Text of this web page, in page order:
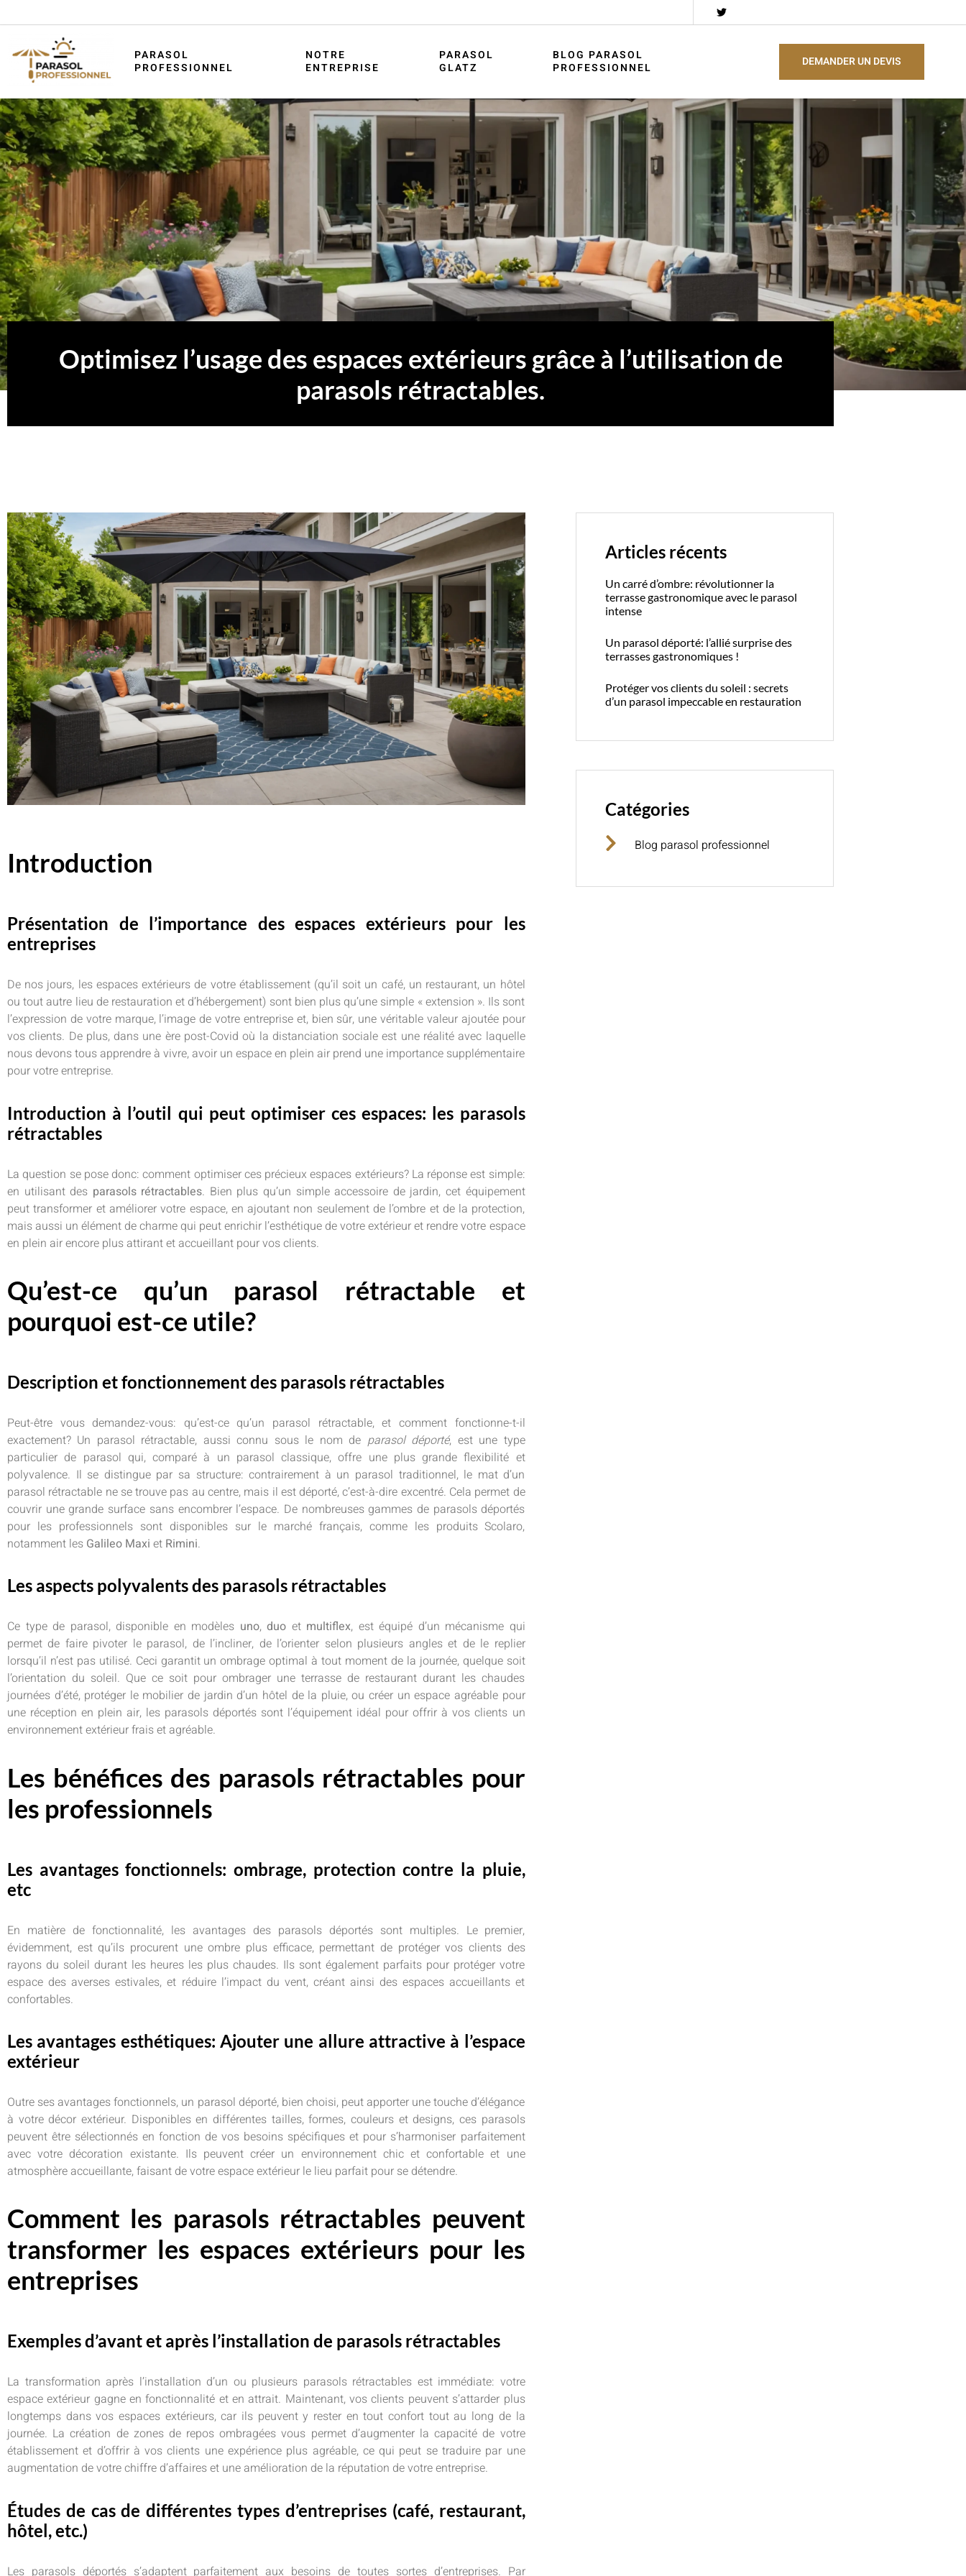
PARASOL
PROFESSIONNEL
NOTRE
ENTREPRISE
PARASOL
GLATZ
BLOG PARASOL
PROFESSIONNEL
DEMANDER UN DEVIS
Optimisez l’usage des espaces extérieurs grâce à l’utilisation de
parasols rétractables.
Introduction
Présentation de l’importance des espaces extérieurs pour les
entreprises
De nos jours, les espaces extérieurs de votre établissement (qu’il soit un café, un restaurant, un hôtel
ou tout autre lieu de restauration et d’hébergement) sont bien plus qu’une simple « extension ». Ils sont
l’expression de votre marque, l’image de votre entreprise et, bien sûr, une véritable valeur ajoutée pour
vos clients. De plus, dans une ère post-Covid où la distanciation sociale est une réalité avec laquelle
nous devons tous apprendre à vivre, avoir un espace en plein air prend une importance supplémentaire
pour votre entreprise.
Introduction à l’outil qui peut optimiser ces espaces: les parasols
rétractables
La question se pose donc: comment optimiser ces précieux espaces extérieurs? La réponse est simple:
en utilisant des parasols rétractables. Bien plus qu’un simple accessoire de jardin, cet équipement
peut transformer et améliorer votre espace, en ajoutant non seulement de l’ombre et de la protection,
mais aussi un élément de charme qui peut enrichir l’esthétique de votre extérieur et rendre votre espace
en plein air encore plus attirant et accueillant pour vos clients.
Qu’est-ce qu’un parasol rétractable et
pourquoi est-ce utile?
Description et fonctionnement des parasols rétractables
Peut-être vous demandez-vous: qu’est-ce qu’un parasol rétractable, et comment fonctionne-t-il
exactement? Un parasol rétractable, aussi connu sous le nom de parasol déporté, est une type
particulier de parasol qui, comparé à un parasol classique, offre une plus grande flexibilité et
polyvalence. Il se distingue par sa structure: contrairement à un parasol traditionnel, le mat d’un
parasol rétractable ne se trouve pas au centre, mais il est déporté, c’est-à-dire excentré. Cela permet de
couvrir une grande surface sans encombrer l’espace. De nombreuses gammes de parasols déportés
pour les professionnels sont disponibles sur le marché français, comme les produits Scolaro,
notamment les Galileo Maxi et Rimini.
Les aspects polyvalents des parasols rétractables
Ce type de parasol, disponible en modèles uno, duo et multiflex, est équipé d’un mécanisme qui
permet de faire pivoter le parasol, de l’incliner, de l’orienter selon plusieurs angles et de le replier
lorsqu’il n’est pas utilisé. Ceci garantit un ombrage optimal à tout moment de la journée, quelque soit
l’orientation du soleil. Que ce soit pour ombrager une terrasse de restaurant durant les chaudes
journées d’été, protéger le mobilier de jardin d’un hôtel de la pluie, ou créer un espace agréable pour
une réception en plein air, les parasols déportés sont l’équipement idéal pour offrir à vos clients un
environnement extérieur frais et agréable.
Les bénéfices des parasols rétractables pour
les professionnels
Les avantages fonctionnels: ombrage, protection contre la pluie,
etc
En matière de fonctionnalité, les avantages des parasols déportés sont multiples. Le premier,
évidemment, est qu’ils procurent une ombre plus efficace, permettant de protéger vos clients des
rayons du soleil durant les heures les plus chaudes. Ils sont également parfaits pour protéger votre
espace des averses estivales, et réduire l’impact du vent, créant ainsi des espaces accueillants et
confortables.
Les avantages esthétiques: Ajouter une allure attractive à l’espace
extérieur
Outre ses avantages fonctionnels, un parasol déporté, bien choisi, peut apporter une touche d’élégance
à votre décor extérieur. Disponibles en différentes tailles, formes, couleurs et designs, ces parasols
peuvent être sélectionnés en fonction de vos besoins spécifiques et pour s’harmoniser parfaitement
avec votre décoration existante. Ils peuvent créer un environnement chic et confortable et une
atmosphère accueillante, faisant de votre espace extérieur le lieu parfait pour se détendre.
Comment les parasols rétractables peuvent
transformer les espaces extérieurs pour les
entreprises
Exemples d’avant et après l’installation de parasols rétractables
La transformation après l’installation d’un ou plusieurs parasols rétractables est immédiate: votre
espace extérieur gagne en fonctionnalité et en attrait. Maintenant, vos clients peuvent s’attarder plus
longtemps dans vos espaces extérieurs, car ils peuvent y rester en tout confort tout au long de la
journée. La création de zones de repos ombragées vous permet d’augmenter la capacité de votre
établissement et d’offrir à vos clients une expérience plus agréable, ce qui peut se traduire par une
augmentation de votre chiffre d’affaires et une amélioration de la réputation de votre entreprise.
Études de cas de différentes types d’entreprises (café, restaurant,
hôtel, etc.)
Les parasols déportés s’adaptent parfaitement aux besoins de toutes sortes d’entreprises. Par
Articles récents
Un carré d’ombre: révolutionner la
terrasse gastronomique avec le parasol
intense
Un parasol déporté: l’allié surprise des
terrasses gastronomiques !
Protéger vos clients du soleil : secrets
d’un parasol impeccable en restauration
Catégories
Blog parasol professionnel